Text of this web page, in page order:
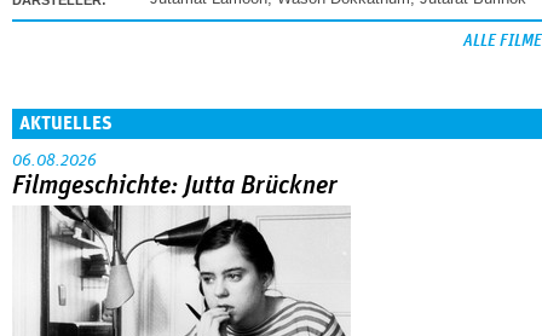
ALLE FILME
AKTUELLES
06.08.2026
Filmgeschichte: Jutta Brückner